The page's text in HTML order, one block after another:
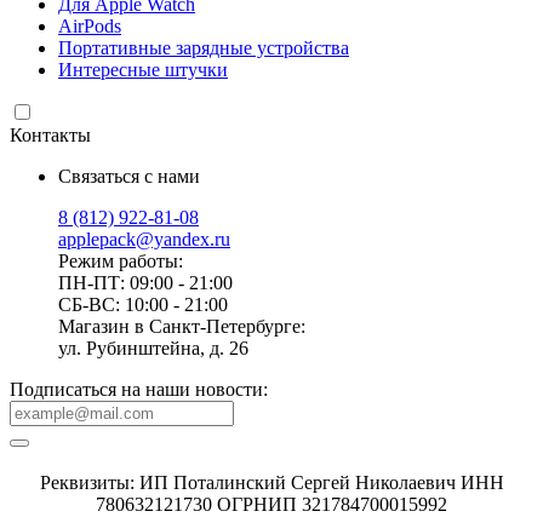
Для Apple Watch
AirPods
Портативные зарядные устройства
Интересные штучки
Контакты
Связаться с нами
8 (812) 922-81-08
applepack@yandex.ru
Режим работы:
ПН-ПТ: 09:00 - 21:00
СБ-ВС: 10:00 - 21:00
Магазин в Санкт-Петербурге:
ул. Рубинштейна, д. 26
Подписаться на наши новости:
Реквизиты: ИП Поталинский Сергей Николаевич ИНН
780632121730 ОГРНИП 321784700015992